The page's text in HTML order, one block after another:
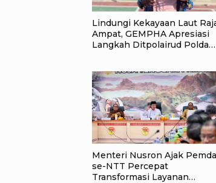
Lindungi Kekayaan Laut
Ampat, GEMPHA Apresiasi
Langkah Ditpolairud Polda
Menteri Nusron Ajak Pemda
se-NTT Percepat
Transformasi Layanan